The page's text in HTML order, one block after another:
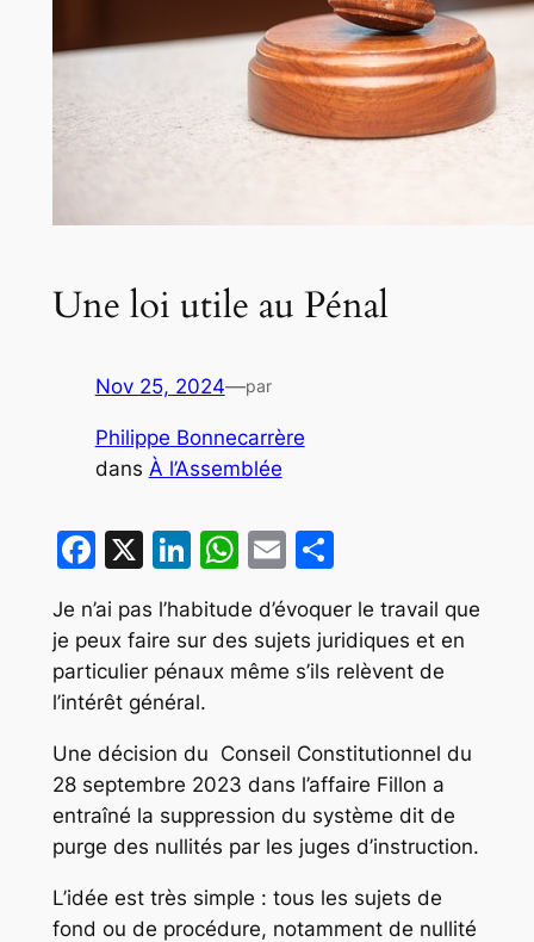
Une loi utile au Pénal
Nov 25, 2024—par
Philippe Bonnecarrère
dans À l’Assemblée
Facebook
X LinkedIn
WhatsApp
EmailPartager
Je n’ai pas l’habitude d’évoquer le travail que
je peux faire sur des sujets juridiques et en
particulier pénaux même s’ils relèvent de
l’intérêt général.
Une décision du Conseil Constitutionnel du
28 septembre 2023 dans l’affaire Fillon a
entraîné la suppression du système dit de
purge des nullités par les juges d’instruction.
L’idée est très simple : tous les sujets de
fond ou de procédure, notamment de nullité